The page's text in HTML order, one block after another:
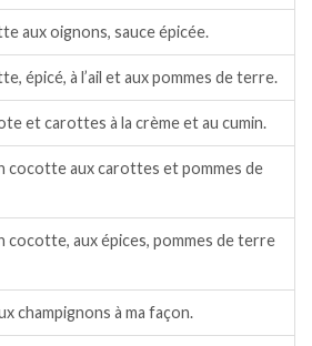
aux oignons, sauce épicée.
épicé, à l’ail et aux pommes de terre.
et carottes à la crème et au cumin.
cocotte aux carottes et pommes de
cocotte, aux épices, pommes de terre
champignons à ma façon.